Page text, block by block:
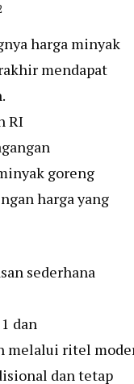
harga minyak
mendapat
RI
goreng
harga yang
sederhana
dan
melalui ritel
dan tetap